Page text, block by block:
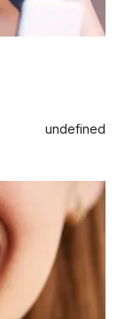
undefined